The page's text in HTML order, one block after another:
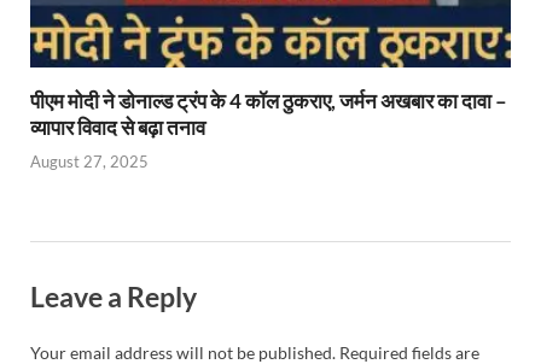
पीएम मोदी ने डोनाल्ड ट्रंप के 4 कॉल ठुकराए, जर्मन अखबार का दावा –
व्यापार विवाद से बढ़ा तनाव
August 27, 2025
Leave a Reply
Your email address will not be published. Required fields are